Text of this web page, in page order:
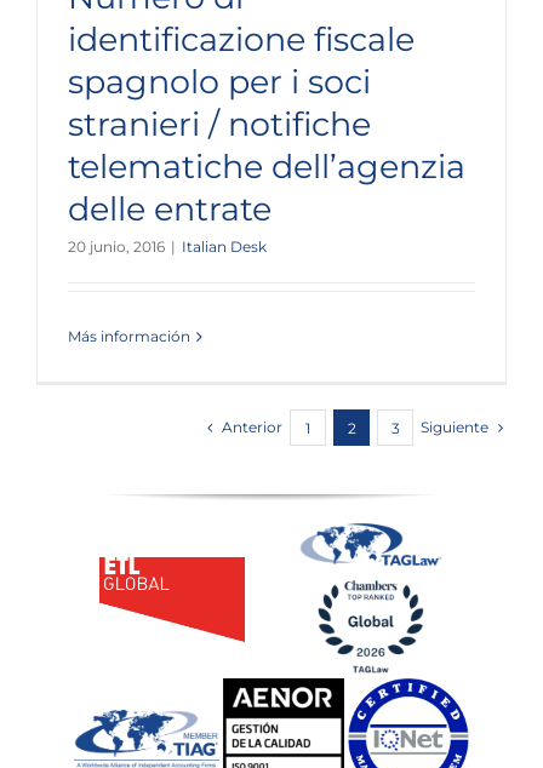
identificazione fiscale
spagnolo per i soci
stranieri / notifiche
telematiche dell’agenzia
delle entrate
20 junio, 2016 | Italian Desk
Más información
Anterior 1 2 3 Siguiente